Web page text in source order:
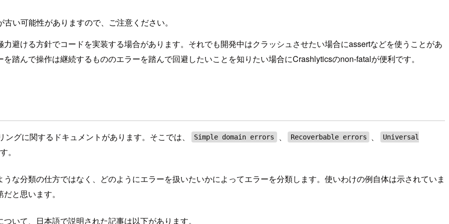
い可能性がありますので、ご注意ください。
避ける方針でコードを実装する場合があります。それでも開発中はクラッシュさせたい場合にassertなどを使うことがあ
踏んで操作は継続するもののエラーを踏んで回避したいことを知りたい場合にCrashlyticsのnon-fatalが便利です。
ングに関するドキュメントがあります。そこでは、 Simple domain errors 、 Recoverbable errors 、 Universal
。
な分類の仕方ではなく、どのようにエラーを扱いたいかによってエラーを分類します。使いわけの例自体は示されていま
と思います。
いて、日本語で説明された記事は以下があります。